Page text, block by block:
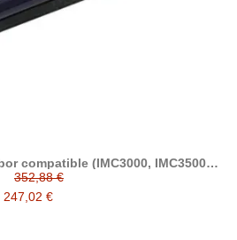
compatible (IMC3000, IMC3500,
IMC5500, IMC6000)
352,88 €
247,02 €